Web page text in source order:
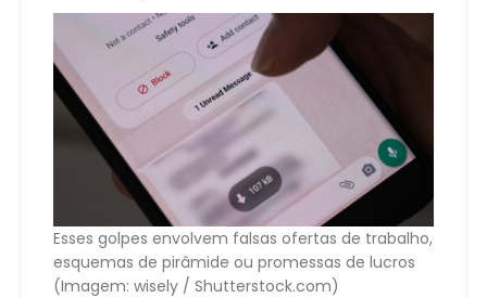
Esses golpes envolvem falsas ofertas de trabalho,
esquemas de pirâmide ou promessas de lucros
(Imagem: wisely / Shutterstock.com)